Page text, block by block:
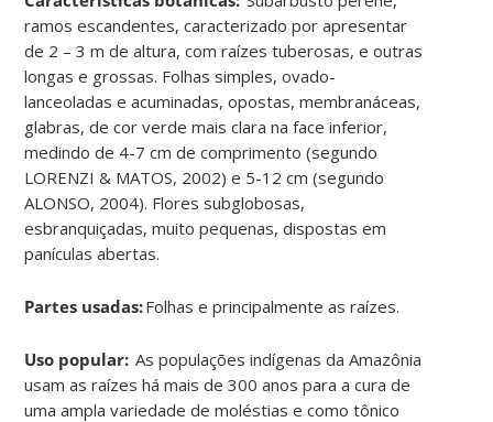
ramos escandentes, caracterizado por apresentar
de 2 – 3 m de altura, com raízes tuberosas, e outras
longas e grossas. Folhas simples, ovado-
lanceoladas e acuminadas, opostas, membranáceas,
glabras, de cor verde mais clara na face inferior,
medindo de 4-7 cm de comprimento (segundo
LORENZI & MATOS, 2002) e 5-12 cm (segundo
ALONSO, 2004). Flores subglobosas,
esbranquiçadas, muito pequenas, dispostas em
panículas abertas.
Partes usadas:Folhas e principalmente as raízes.
Uso popular: As populações indígenas da Amazônia
usam as raízes há mais de 300 anos para a cura de
uma ampla variedade de moléstias e como tônico